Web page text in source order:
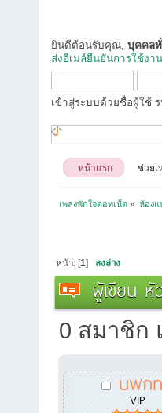
ยินดีต้อนรับคุณ, บุคคลทั่
ส่งอีเมล์ยืนยันการใช้งา
เข้าสู่ระบบด้วยชื่อผู้ใช้
หน้าแรก ช่วยเ
เพลงพักใจดอทเน็ต » ห้องแ
หน้า: [1] ลงล่าง
ผู้เขียน หั
0 สมาชิก
นพก
VIP